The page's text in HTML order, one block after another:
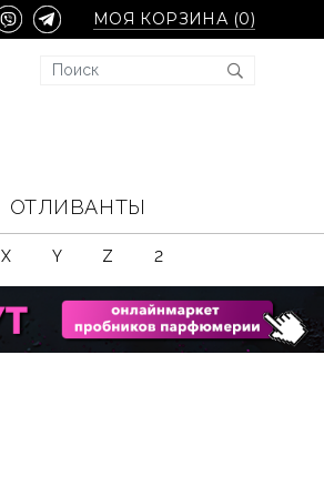
МОЯ КОРЗИНА (0)
ОТЛИВАНТЫ
X Y Z 2